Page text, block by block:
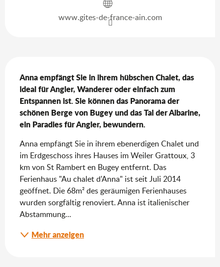
www.gites-de-france-ain.com
Anna empfängt Sie in ihrem hübschen Chalet, das
ideal für Angler, Wanderer oder einfach zum
Entspannen ist. Sie können das Panorama der
schönen Berge von Bugey und das Tal der Albarine,
ein Paradies für Angler, bewundern.
Anna empfängt Sie in ihrem ebenerdigen Chalet und
im Erdgeschoss ihres Hauses im Weiler Grattoux, 3
km von St Rambert en Bugey entfernt. Das
Ferienhaus "Au chalet d'Anna" ist seit Juli 2014
geöffnet. Die 68m² des geräumigen Ferienhauses
wurden sorgfältig renoviert. Anna ist italienischer
Abstammung...
Mehr anzeigen